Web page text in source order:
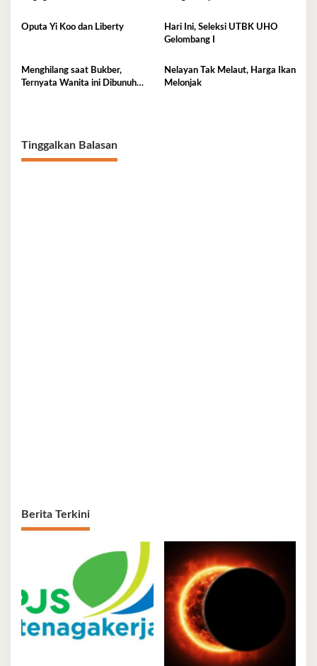
Oputa Yi Koo dan Liberty
Hari Ini, Seleksi UTBK UHO
Gelombang I
Menghilang saat Bukber,
Ternyata Wanita ini Dibunuh
Nelayan Tak Melaut, Harga Ikan
Melonjak
Tinggalkan Balasan
Berita Terkini